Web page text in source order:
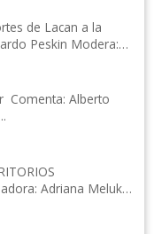
de Lacan a la
Modera: